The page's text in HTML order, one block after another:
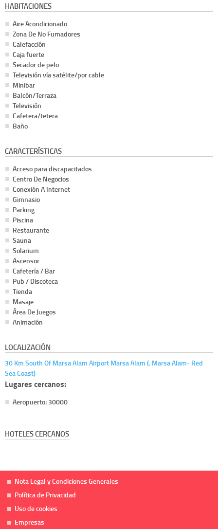
HABITACIONES
Aire Acondicionado
Zona De No Fumadores
Calefacción
Caja fuerte
Secador de pelo
Televisión vía satélite/por cable
Minibar
Balcón/Terraza
Televisión
Cafetera/tetera
Baño
CARACTERÍSTICAS
Acceso para discapacitados
Centro De Negocios
Conexión A Internet
Gimnasio
Parking
Piscina
Restaurante
Sauna
Solarium
Ascensor
Cafetería / Bar
Pub / Discoteca
Tienda
Masaje
Área De Juegos
Animación
LOCALIZACIÓN
30 Km South Of Marsa Alam Airport Marsa Alam (. Marsa Alam- Red
Sea Coast)
Lugares cercanos:
Aeropuerto: 30000
HOTELES CERCANOS
Nota Legal y Condiciones Generales
Política de Privacidad
Uso de cookies
Empresas